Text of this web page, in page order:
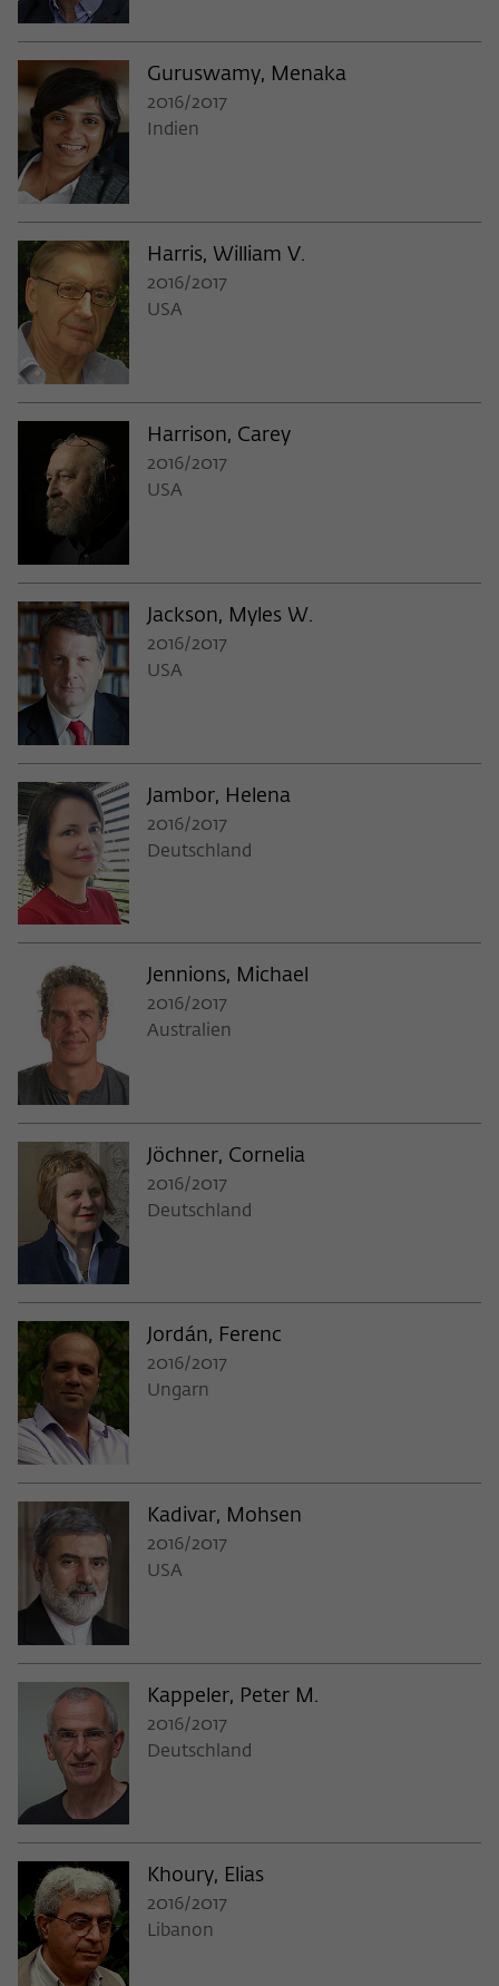
Guruswamy, Menaka
2016/2017
Indien
Harris, William V.
2016/2017
USA
Harrison, Carey
2016/2017
USA
Jackson, Myles W.
2016/2017
USA
Jambor, Helena
2016/2017
Deutschland
Jennions, Michael
2016/2017
Australien
Jöchner, Cornelia
2016/2017
Deutschland
Jordán, Ferenc
2016/2017
Ungarn
Kadivar, Mohsen
2016/2017
USA
Kappeler, Peter M.
2016/2017
Deutschland
Khoury, Elias
2016/2017
Libanon